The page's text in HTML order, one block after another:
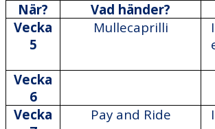
När? Vad händer?
Vecka
5
Mullecaprilli
Vecka
6
Vecka
Pay and Ride